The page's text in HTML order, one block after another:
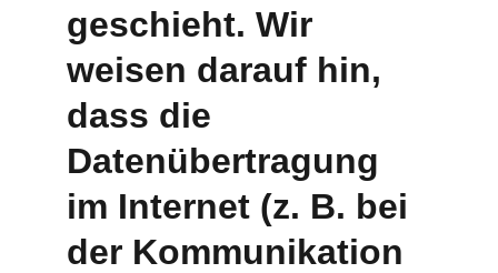
geschieht. Wir
weisen darauf hin,
dass die
Datenübertragung
im Internet (z. B. bei
der Kommunikation